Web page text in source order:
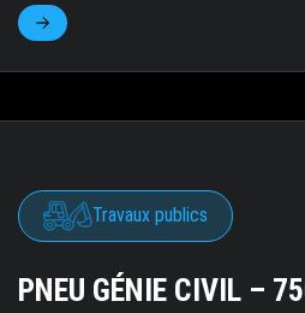
Travaux publics
PNEU GÉNIE CIVIL –